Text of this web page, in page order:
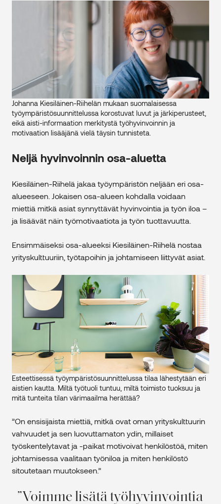
Johanna Kiesiläinen-Riihelän mukaan suomalaisessa
työympäristösuunnittelussa korostuvat luvut ja järkiperusteet,
eikä aisti-informaation merkitystä työhyvinvoinnin ja
motivaation lisääjänä vielä täysin tunnisteta.
Neljä hyvinvoinnin osa-aluetta
Kiesiläinen-Riihelä jakaa työympäristön neljään eri osa-
alueeseen. Jokaisen osa-alueen kohdalla voidaan
miettiä mitkä asiat synnyttävät hyvinvointia ja työn iloa –
ja lisäävät näin työmotivaatiota ja työn tuottavuutta.
Ensimmäiseksi osa-alueeksi Kiesiläinen-Riihelä nostaa
yrityskulttuuriin, työtapoihin ja johtamiseen liittyvät asiat.
Esteettisessä työympäristösuunnittelussa tilaa lähestytään eri
aistien kautta. Miltä työtuoli tuntuu, miltä toimisto tuoksuu ja
mitä tunteita tilan värimaailma herättää?
”On ensisijaista miettiä, mitkä ovat oman yrityskulttuurin
vahvuudet ja sen luovuttamaton ydin, millaiset
työskentelytavat ja -paikat motivoivat henkilöstöä, miten
johtamisessa vaalitaan työniloa ja miten henkilöstö
sitoutetaan muutokseen.”
Voimme lisätä työhyvinvointia